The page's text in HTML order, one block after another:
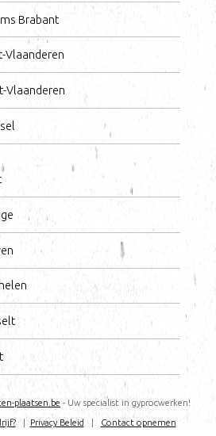
Brabant
Vlaanderen
Vlaanderen
plaatsen.be - Uw specialist in gyprocwerken!
| Privacy Beleid Contact opnemen